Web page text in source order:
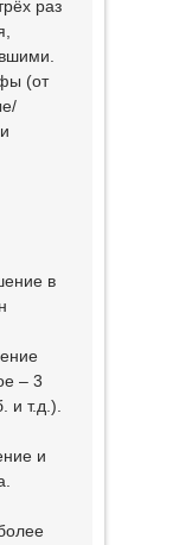
раз
(от
в
– 3
и т.д.).
и